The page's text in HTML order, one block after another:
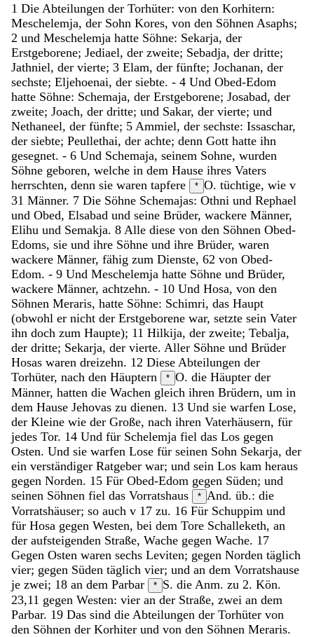
1 Die Abteilungen der Torhüter: von den Korhitern:
Meschelemja, der Sohn Kores, von den Söhnen Asaphs;
2 und Meschelemja hatte Söhne: Sekarja, der
Erstgeborene; Jediael, der zweite; Sebadja, der dritte;
Jathniel, der vierte; 3 Elam, der fünfte; Jochanan, der
sechste; Eljehoenai, der siebte. - 4 Und Obed-Edom
hatte Söhne: Schemaja, der Erstgeborene; Josabad, der
zweite; Joach, der dritte; und Sakar, der vierte; und
Nethaneel, der fünfte; 5 Ammiel, der sechste: Issaschar,
der siebte; Peullethai, der achte; denn Gott hatte ihn
gesegnet. - 6 Und Schemaja, seinem Sohne, wurden
Söhne geboren, welche in dem Hause ihres Vaters
herrschten, denn sie waren tapfere * O. tüchtige, wie v
31 Männer. 7 Die Söhne Schemajas: Othni und Rephael
und Obed, Elsabad und seine Brüder, wackere Männer,
Elihu und Semakja. 8 Alle diese von den Söhnen Obed-
Edoms, sie und ihre Söhne und ihre Brüder, waren
wackere Männer, fähig zum Dienste, 62 von Obed-
Edom. - 9 Und Meschelemja hatte Söhne und Brüder,
wackere Männer, achtzehn. - 10 Und Hosa, von den
Söhnen Meraris, hatte Söhne: Schimri, das Haupt
(obwohl er nicht der Erstgeborene war, setzte sein Vater
ihn doch zum Haupte); 11 Hilkija, der zweite; Tebalja,
der dritte; Sekarja, der vierte. Aller Söhne und Brüder
Hosas waren dreizehn. 12 Diese Abteilungen der
Torhüter, nach den Häuptern * O. die Häupter der
Männer, hatten die Wachen gleich ihren Brüdern, um in
dem Hause Jehovas zu dienen. 13 Und sie warfen Lose,
der Kleine wie der Große, nach ihren Vaterhäusern, für
jedes Tor. 14 Und für Schelemja fiel das Los gegen
Osten. Und sie warfen Lose für seinen Sohn Sekarja, der
ein verständiger Ratgeber war; und sein Los kam heraus
gegen Norden. 15 Für Obed-Edom gegen Süden; und
seinen Söhnen fiel das Vorratshaus * And. üb.: die
Vorratshäuser; so auch v 17 zu. 16 Für Schuppim und
für Hosa gegen Westen, bei dem Tore Schalleketh, an
der aufsteigenden Straße, Wache gegen Wache. 17
Gegen Osten waren sechs Leviten; gegen Norden täglich
vier; gegen Süden täglich vier; und an dem Vorratshause
je zwei; 18 an dem Parbar * S. die Anm. zu 2. Kön.
23,11 gegen Westen: vier an der Straße, zwei an dem
Parbar. 19 Das sind die Abteilungen der Torhüter von
den Söhnen der Korhiter und von den Söhnen Meraris.